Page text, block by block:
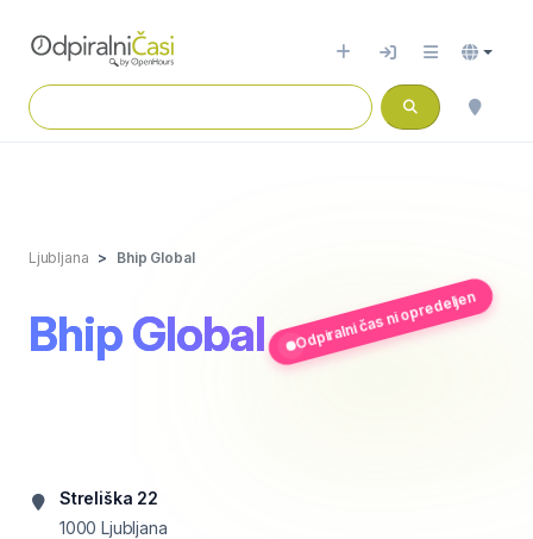
Ljubljana Bhip Global
Bhip Global Odpiralni čas ni opredeljen
Streliška 22
1000 Ljubljana